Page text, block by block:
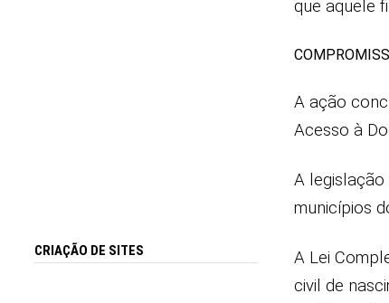
que aquele
A ação
Acesso à
A legislação
municípios
A Lei
civil de
CRIAÇÃO DE SITES